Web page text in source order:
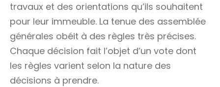
travaux et des orientations qu’ils souhaitent
pour leur immeuble. La tenue des assemblée
générales obéit à des règles très précises.
Chaque décision fait l’objet d’un vote dont
les règles varient selon la nature des
décisions à prendre.